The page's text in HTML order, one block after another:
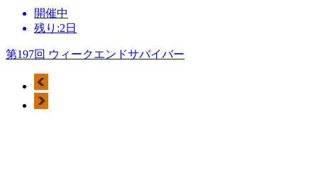
開催中
残り:2日
第197回 ウィークエンドサバイバー